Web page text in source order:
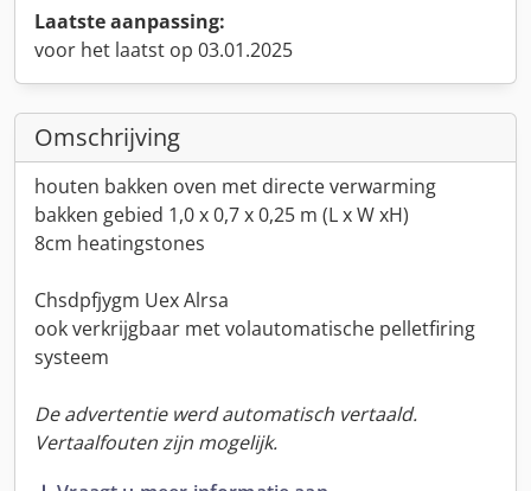
Laatste aanpassing:
voor het laatst op 03.01.2025
Omschrijving
houten bakken oven met directe verwarming
bakken gebied 1,0 x 0,7 x 0,25 m (L x W xH)
8cm heatingstones
Chsdpfjygm Uex Alrsa
ook verkrijgbaar met volautomatische pelletfiring
systeem
De advertentie werd automatisch vertaald.
Vertaalfouten zijn mogelijk.